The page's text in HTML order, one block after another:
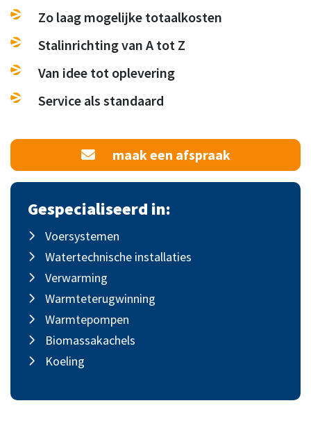
Zo laag mogelijke totaalkosten
Stalinrichting van A tot Z
Van idee tot oplevering
Service als standaard
maak een afspraak
Gespecialiseerd in:
Voersystemen
Watertechnische installaties
Verwarming
Warmteterugwinning
Warmtepompen
Biomassakachels
Koeling